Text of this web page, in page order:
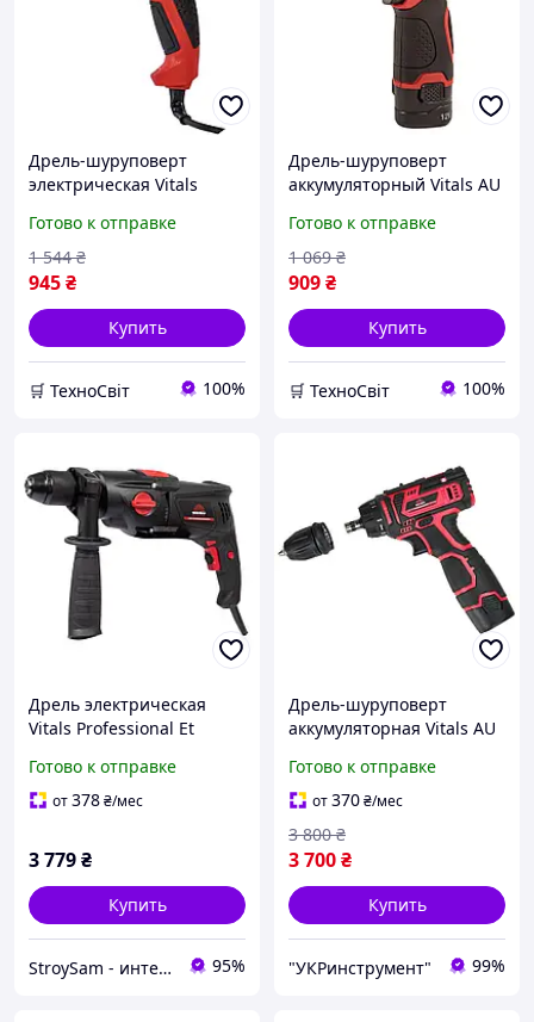
Дрель-шуруповерт
электрическая Vitals
Готово к отправке
945₴
1 544 ₴
Купить
🛒 ТехноСвіт 100%
Дрель-шуруповерт
аккумуляторный Vitals AU
Готово к отправке
909₴
1 069 ₴
Купить
🛒 ТехноСвіт 100%
Дрель электрическая
Vitals Professional Et
Готово к отправке
от378₴/мес
3 779₴
Купить
StroySam - интернет магазин инструментов 95%
Дрель-шуруповерт
аккумуляторная Vitals AU
Готово к отправке
от370₴/мес
3 700₴
3 800 ₴
Купить
"УКРинструмент" 99%